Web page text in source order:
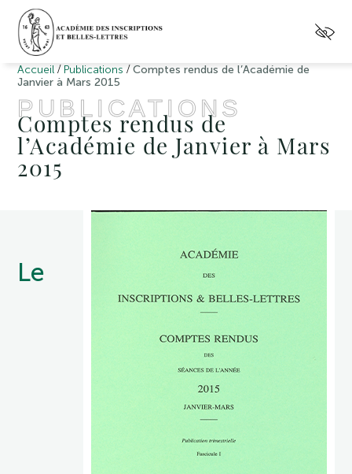
Accueil / Publications /Comptes rendus de l’Académie de
Janvier à Mars 2015
PUBLICATIONS
Comptes rendus de
l’Académie de Janvier à Mars
2015
Le